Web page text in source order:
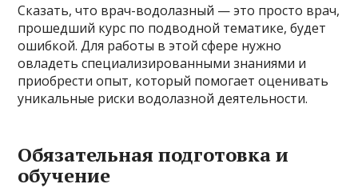
Сказать, что врач-водолазный — это просто врач,
прошедший курс по подводной тематике, будет
ошибкой. Для работы в этой сфере нужно
овладеть специализированными знаниями и
приобрести опыт, который помогает оценивать
уникальные риски водолазной деятельности.
Обязательная подготовка и
обучение